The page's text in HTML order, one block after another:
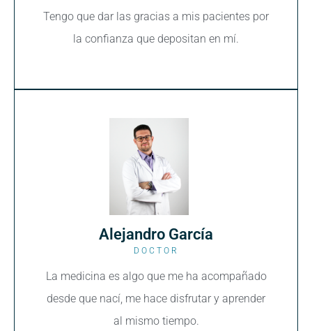
Tengo que dar las gracias a mis pacientes por
la confianza que depositan en mí.
Alejandro García
DOCTOR
La medicina es algo que me ha acompañado
desde que nací, me hace disfrutar y aprender
al mismo tiempo.